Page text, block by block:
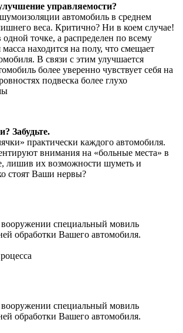
управляемости?
автомобиль в среднем
веса. Критично? Ни в коем случае!
одной точке, а распределен по всему
находится на полу, что смещает
В связи с этим улучшается
более уверенно чувствует себя на
подвеска более глухо
Забудьте.
практически каждого автомобиля.
внимания на «больные места» в
лишив их возможности шуметь и
стоят Ваши нервы?
вооружении специальный мовиль
обработки Вашего автомобиля.
вооружении специальный мовиль
обработки Вашего автомобиля.